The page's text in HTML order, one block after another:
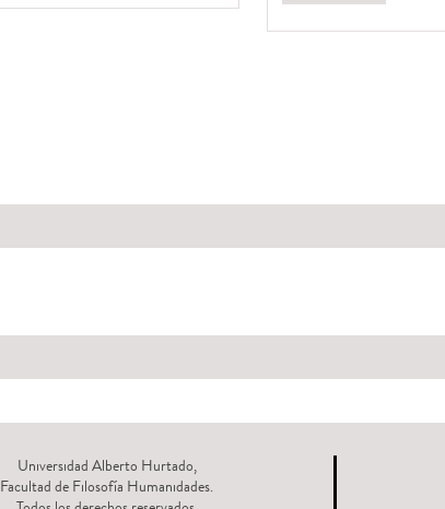
Universidad Alberto Hurtado,
Facultad de Filosofía Humanidades.